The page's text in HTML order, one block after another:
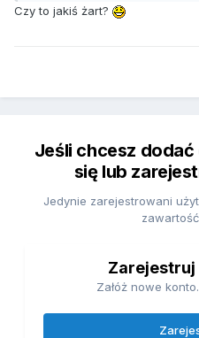
Czy to jakiś żart?
Jeśli chcesz
się lub
Jedynie zarejestrowani
Zarejestruj
Załóż nowe